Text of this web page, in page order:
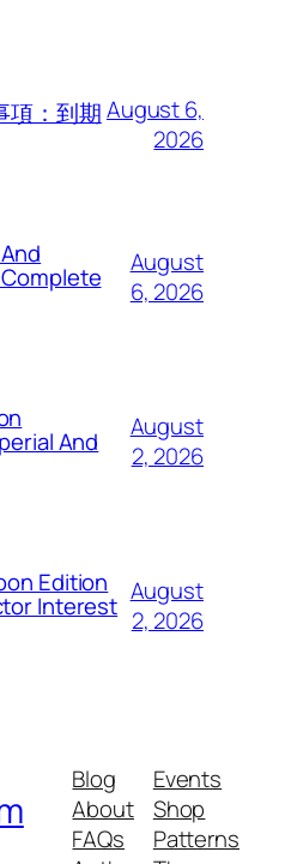
項：到期August 6,
2026
August
6, 2026
And
August
2, 2026
Edition
Interest August
2, 2026
Blog
About
FAQs
Events
Shop
Patterns